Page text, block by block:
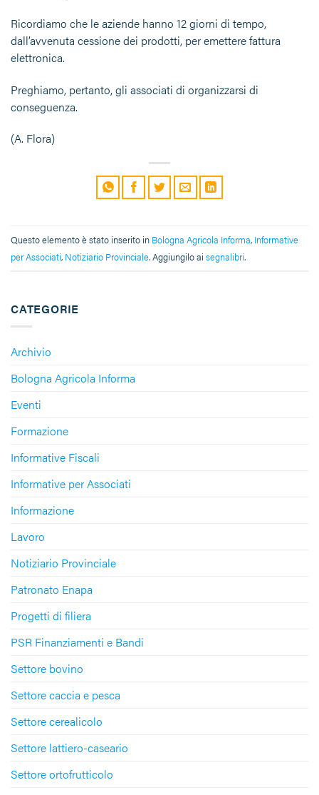
CATEGORIE
Archivio
Bologna Agricola Informa
Eventi
Formazione
Informative Fiscali
Informative per Associati
Informazione
Lavoro
Notiziario Provinciale
Patronato Enapa
Progetti di filiera
PSR Finanziamenti e Bandi
Settore bovino
Settore caccia e pesca
Settore cerealicolo
Settore lattiero-caseario
Settore ortofrutticolo
Ricordiamo che le aziende hanno 12 giorni di tempo,
dall’avvenuta cessione dei prodotti, per emettere fattura
elettronica.
Preghiamo, pertanto, gli associati di organizzarsi di
conseguenza.
(A. Flora)
Questo elemento è stato inserito in Bologna Agricola Informa, Informative
per Associati, Notiziario Provinciale. Aggiungilo ai segnalibri.